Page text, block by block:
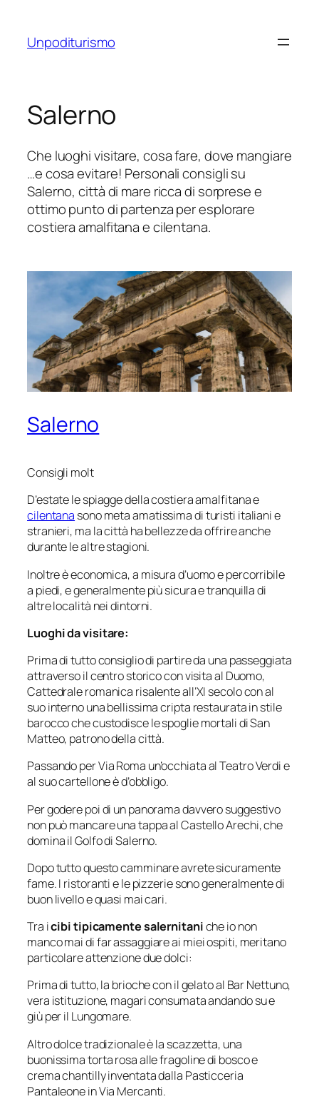
contenuto
Unpoditurismo
Salerno
Che luoghi visitare, cosa fare, dove mangiare
…e cosa evitare! Personali consigli su
Salerno, città di mare ricca di sorprese e
ottimo punto di partenza per esplorare
costiera amalfitana e cilentana.
Salerno
Consigli molt
D’estate le spiagge della costiera amalfitana e
cilentana sono meta amatissima di turisti italiani e
stranieri, ma la città ha bellezze da offrire anche
durante le altre stagioni.
Inoltre è economica, a misura d’uomo e percorribile
a piedi, e generalmente più sicura e tranquilla di
altre località nei dintorni.
Luoghi da visitare:
Prima di tutto consiglio di partire da una passeggiata
attraverso il centro storico con visita al Duomo,
Cattedrale romanica risalente all’XI secolo con al
suo interno una bellissima cripta restaurata in stile
barocco che custodisce le spoglie mortali di San
Matteo, patrono della città.
Passando per Via Roma un’occhiata al Teatro Verdi e
al suo cartellone è d’obbligo.
Per godere poi di un panorama davvero suggestivo
non può mancare una tappa al Castello Arechi, che
domina il Golfo di Salerno.
Dopo tutto questo camminare avrete sicuramente
fame. I ristoranti e le pizzerie sono generalmente di
buon livello e quasi mai cari.
Tra icibi tipicamente salernitaniche io non
manco mai di far assaggiare ai miei ospiti, meritano
particolare attenzione due dolci:
Prima di tutto, la brioche con il gelato al Bar Nettuno,
vera istituzione, magari consumata andando su e
giù per il Lungomare.
Altro dolce tradizionale è la scazzetta, una
buonissima torta rosa alle fragoline di bosco e
crema chantilly inventata dalla Pasticceria
Pantaleone in Via Mercanti.